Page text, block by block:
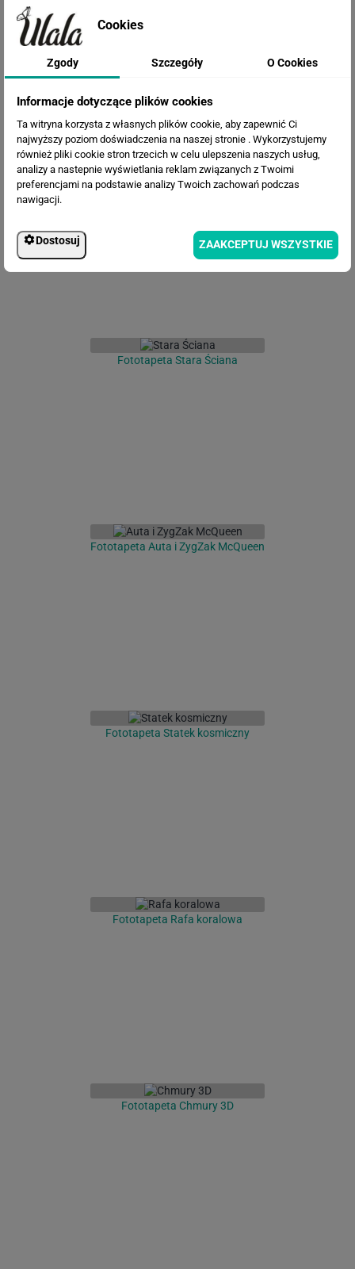
Fototapeta Samoloty nad
miasteczkiem
Fototapeta Stara Ściana
Fototapeta Auta i ZygZak McQueen
Fototapeta Statek kosmiczny
Fototapeta Rafa koralowa
Fototapeta Chmury 3D
Cookies
Zgody Szczegóły O Cookies
Informacje dotyczące plików cookies
Ta witryna korzysta z własnych plików cookie, aby zapewnić Ci
najwyższy poziom doświadczenia na naszej stronie . Wykorzystujemy
również pliki cookie stron trzecich w celu ulepszenia naszych usług,
analizy a nastepnie wyświetlania reklam związanych z Twoimi
preferencjami na podstawie analizy Twoich zachowań podczas
nawigacji.
Dostosuj ZAAKCEPTUJ WSZYSTKIE